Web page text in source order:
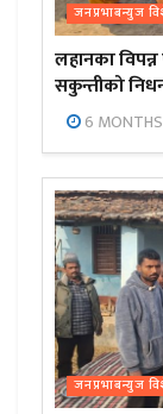
जनप्रभाबन्युज
लहानका
सकुन्तीको
6
जनप्रभाबन्युज